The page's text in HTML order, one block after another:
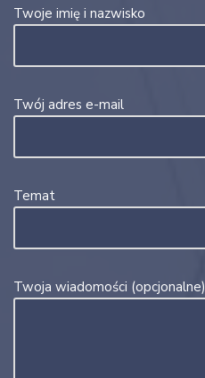
Twoje imię i nazwisko
Twój adres e-mail
Temat
Twoja wiadomości (opcjonalne)